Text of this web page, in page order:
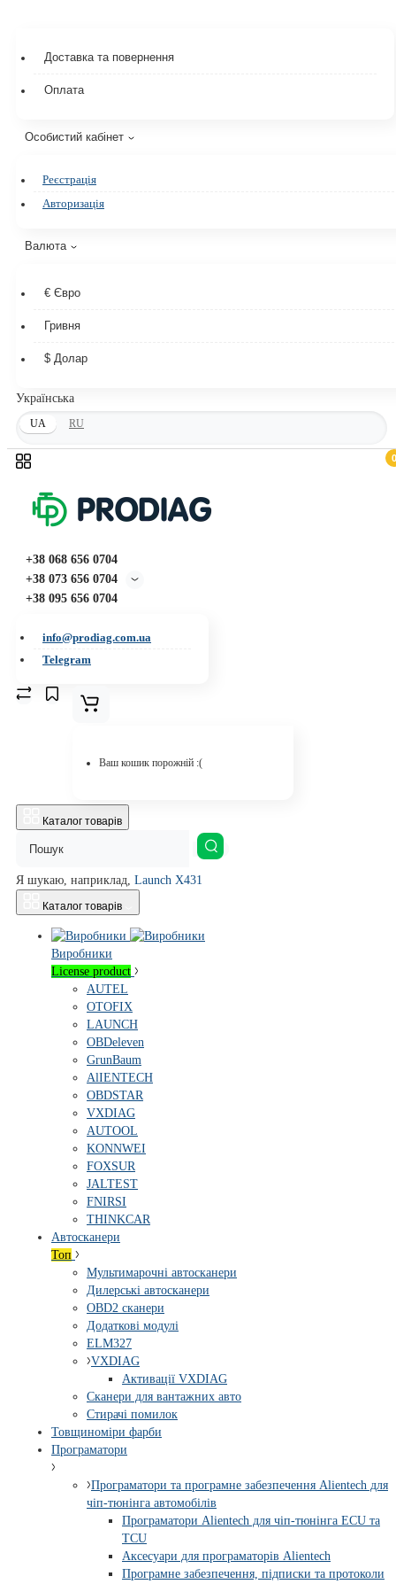
Доставка та повернення
Оплата
Особистий кабінет
Реєстрація
Авторизація
Валюта
€ Євро
Гривня
$ Долар
Українська
UA RU
+38 068 656 0704
+38 073 656 0704
+38 095 656 0704
info@prodiag.com.ua
Telegram
0
Ваш кошик порожній :(
Каталог товарів
Я шукаю, наприклад, Launch X431
Каталог товарів
Виробники
License product
AUTEL
OTOFIX
LAUNCH
OBDeleven
GrunBaum
AlIENTECH
OBDSTAR
VXDIAG
AUTOOL
KONNWEI
FOXSUR
JALTEST
FNIRSI
THINKCAR
Автосканери
Топ
Мультимарочні автосканери
Дилерські автосканери
OBD2 сканери
Додаткові модулі
ELM327
VXDIAG
Активації VXDIAG
Сканери для вантажних авто
Стирачі помилок
Товщиноміри фарби
Програматори
Програматори та програмне забезпечення Alientech для
чіп-тюнінга автомобілів
Програматори Alientech для чіп-тюнінга ECU та
TCU
Аксесуари для програматорів Alientech
Програмне забезпечення, підписки та протоколи